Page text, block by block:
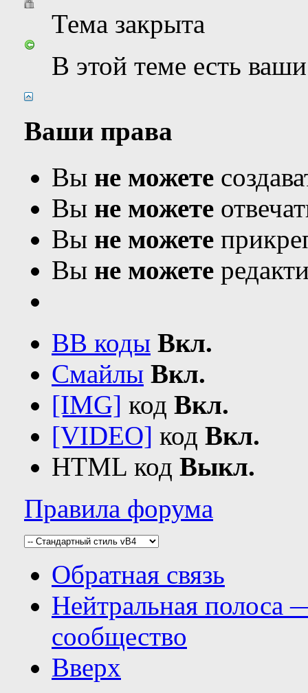
Тема закрыта
В этой теме есть
Ваши права
Вы не можете
Вы не можете
Вы не можете
Вы не можете
BB коды Вкл.
Смайлы Вкл.
[IMG] код Вкл.
[VIDEO] код Вкл.
HTML код Выкл.
Правила форума
Обратная связь
Нейтральная полоса
сообщество
Вверх